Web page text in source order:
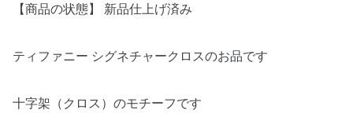
【商品の状態】 新品仕上げ済み
ティファニー シグネチャークロスのお品です
十字架（クロス）のモチーフです